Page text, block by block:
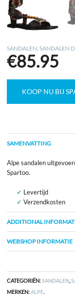
SANDALEN ,SANDALEN
€85.95
KOOP NU BIJ
SAMENVATTING
Alpe sandalen
Spartoo.
Levertijd
Verzendkosten
ADDITIONAL
WEBSHOP INFORMATIE
CATEGORIËN:SANDALEN,
MERKEN:ALPE.